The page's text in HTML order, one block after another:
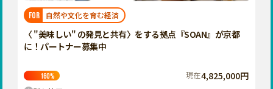
神奈川
福岡 佐賀 長崎
宮崎
鹿児島 沖縄
FOR 自然や文化を育む経済
〈 "美味しい" の発見と共有〉をする拠点『SOAN』が京都
に！パートナー募集中
160% 現在4,825,000円